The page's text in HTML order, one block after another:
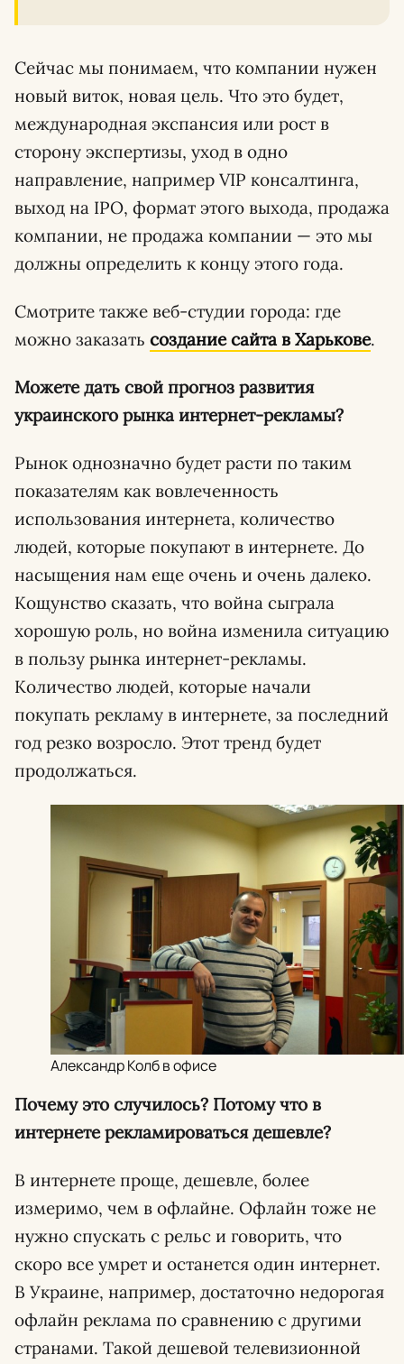
Сейчас мы понимаем, что компании нужен
новый виток, новая цель. Что это будет,
международная экспансия или рост в
сторону экспертизы, уход в одно
направление, например VIP консалтинга,
выход на IPO, формат этого выхода, продажа
компании, не продажа компании — это мы
должны определить к концу этого года.
Смотрите также веб-студии города: где
можно заказать создание сайта в Харькове.
Можете дать свой прогноз развития
украинского рынка интернет-рекламы?
Рынок однозначно будет расти по таким
показателям как вовлеченность
использования интернета, количество
людей, которые покупают в интернете. До
насыщения нам еще очень и очень далеко.
Кощунство сказать, что война сыграла
хорошую роль, но война изменила ситуацию
в пользу рынка интернет-рекламы.
Количество людей, которые начали
покупать рекламу в интернете, за последний
год резко возросло. Этот тренд будет
продолжаться.
Александр Колб в офисе
Почему это случилось? Потому что в
интернете рекламироваться дешевле?
В интернете проще, дешевле, более
измеримо, чем в офлайне. Офлайн тоже не
нужно спускать с рельс и говорить, что
скоро все умрет и останется один интернет.
В Украине, например, достаточно недорогая
офлайн реклама по сравнению с другими
странами. Такой дешевой телевизионной